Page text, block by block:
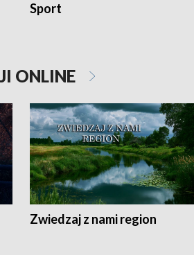
Sport
ONLINE
Zwiedzaj z nami region